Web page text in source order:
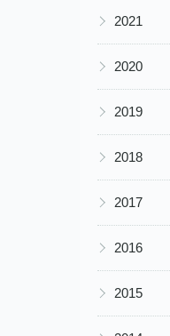
▶ 2021
▶ 2020
▶ 2019
▶ 2018
▶ 2017
▶ 2016
▶ 2015